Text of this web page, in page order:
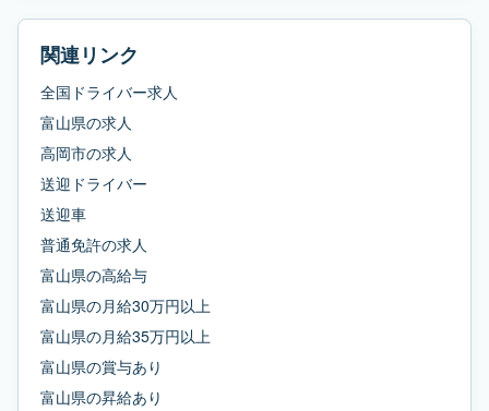
関連リンク
全国ドライバー求人
富山県の求人
高岡市の求人
送迎ドライバー
送迎車
普通免許の求人
富山県の高給与
富山県の月給30万円以上
富山県の月給35万円以上
富山県の賞与あり
富山県の昇給あり